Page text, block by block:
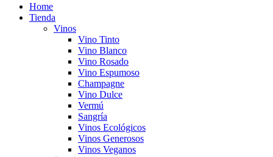
Home
Tienda
Vinos
Vino Tinto
Vino Blanco
Vino Rosado
Vino Espumoso
Champagne
Vino Dulce
Vermú
Sangría
Vinos Ecológicos
Vinos Generosos
Vinos Veganos